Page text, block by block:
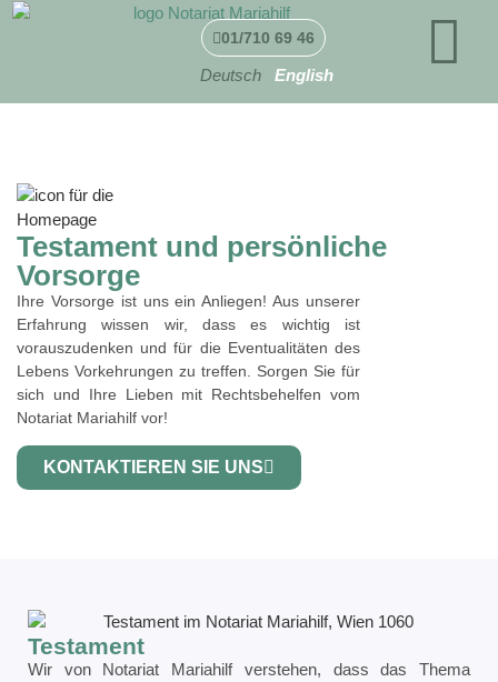
01/710 69 46
Deutsch English
Testament und persönliche
Vorsorge
Ihre Vorsorge ist uns ein Anliegen! Aus unserer
Erfahrung wissen wir, dass es wichtig ist
vorauszudenken und für die Eventualitäten des
Lebens Vorkehrungen zu treffen. Sorgen Sie für
sich und Ihre Lieben mit Rechtsbehelfen vom
Notariat Mariahilf vor!
KONTAKTIEREN SIE UNS
Testament
Wir von Notariat Mariahilf verstehen, dass das Thema